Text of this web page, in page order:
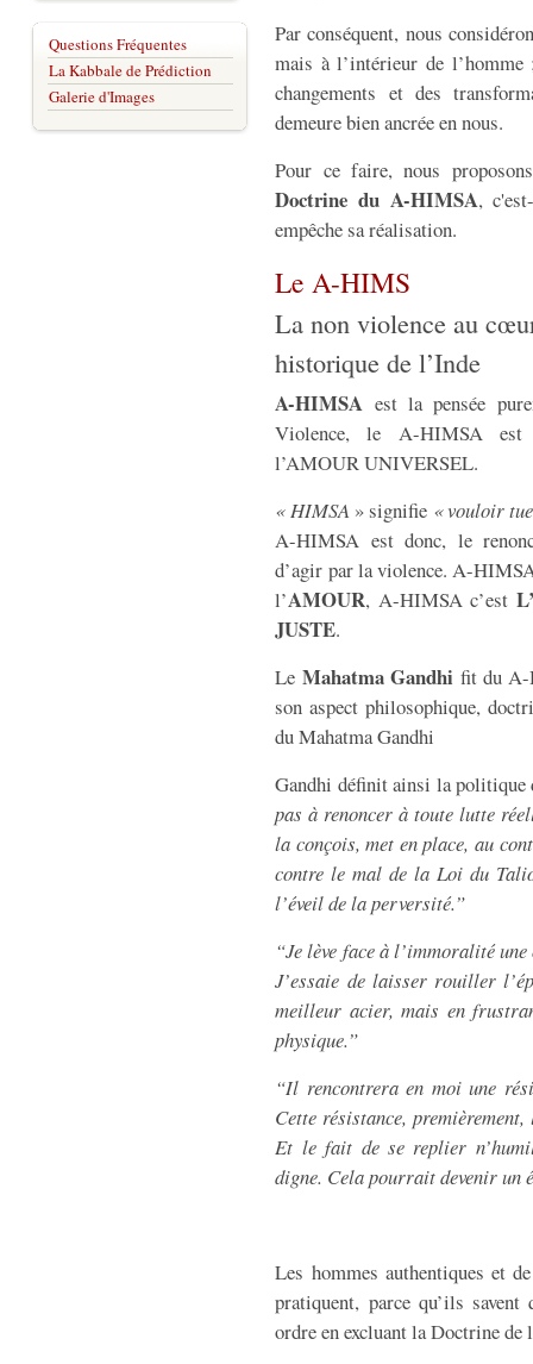
Par conséquent, nous
mais à l’intérieur de
changements et des
demeure bien ancrée en nous.
Pour ce faire, nous
Doctrine du A-HIMSA,
empêche sa réalisation.
Le A-HIMS
La non violence au
historique de l’Inde
A-HIMSA est la pensée
Violence, le A-HIMSA est
l’AMOUR UNIVERSEL.
«HIMSA» signifie « vouloir
A-HIMSA est donc, le
d’agir par la violence. A-
l’AMOUR, A-HIMSA c’est
JUSTE.
Le Mahatma Gandhi fit du A-
son aspect philosophique,
du Mahatma Gandhi
Gandhi définit ainsi la
pas à renoncer à toute lutte
la conçois, met en place, au
contre le mal de la Loi du
l’éveil de la perversité.”
“Je lève face à l’immoralité
J’essaie de laisser rouiller
meilleur acier, mais en
physique.”
“Il rencontrera en moi une
Cette résistance,
Et le fait de se replier
digne. Cela pourrait devenir un
Les hommes authentiques et
pratiquent, parce qu’ils
ordre en excluant la Doctrine
Questions Fréquentes
La Kabbale de Prédiction
Galerie d'Images